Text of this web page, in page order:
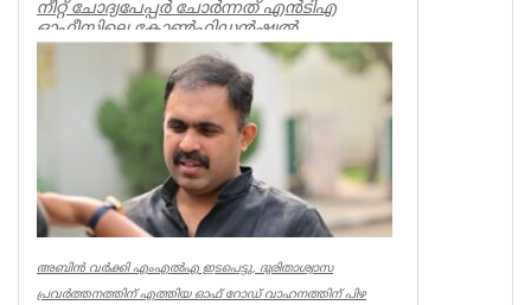
നീറ്റ് ചോദ്യപേപ്പര്‍ ചോര്‍ന്നത് എന്‍ടിഎ
ഓഫീസിലെ കോണ്‍ഫിഡന്‍ഷ്യല്‍
സെക്ഷനില്‍ നിന്ന് എന്ന് സിബിഐ. എന...
Kerala
അബിൻ വർക്കി എംഎൽഎ ഇടപെട്ടു, ദുരിതാശ്വാസ
പ്രവർത്തനത്തിന് എത്തിയ ഓഫ് റോഡ് വാഹനത്തിന് പിഴ